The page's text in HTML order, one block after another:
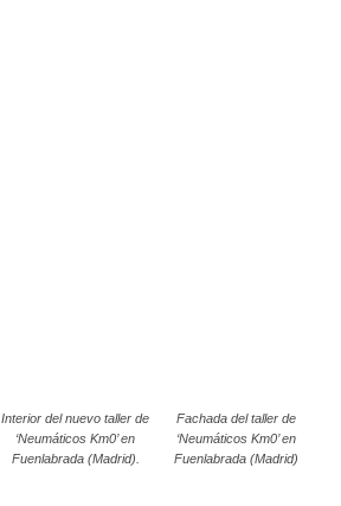
Interior del nuevo taller de
‘Neumáticos Km0’ en
Fuenlabrada (Madrid).
Fachada del taller de
‘Neumáticos Km0’ en
Fuenlabrada (Madrid)